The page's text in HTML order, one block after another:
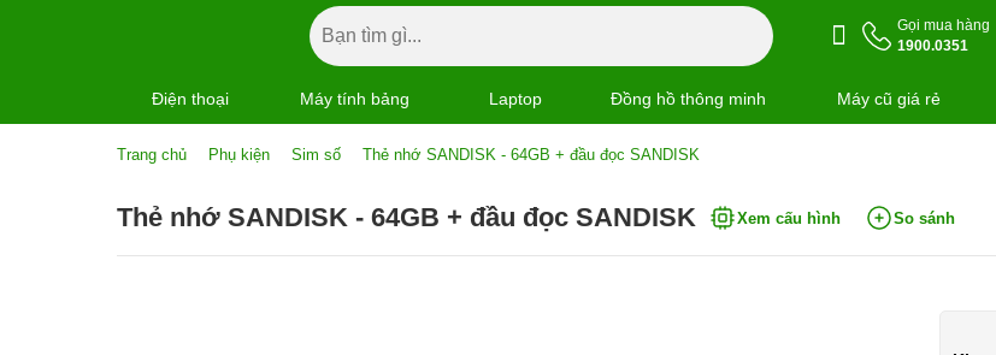
Gọi mua hàng
1900.0351
Điện thoại Máy tính bảng Laptop Đồng hồ thông minh Máy cũ giá rẻ
Trang chủ Phụ kiện Sim số Thẻ nhớ SANDISK - 64GB + đầu đọc SANDISK
Thẻ nhớ SANDISK - 64GB + đầu đọc SANDISK Xem cấu hình So sánh